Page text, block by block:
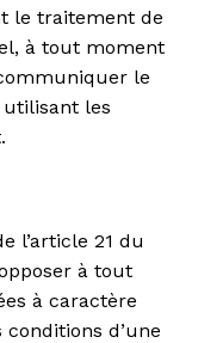
le traitement de
à tout moment
le
les
l’article 21 du
à tout
à caractère
d’une